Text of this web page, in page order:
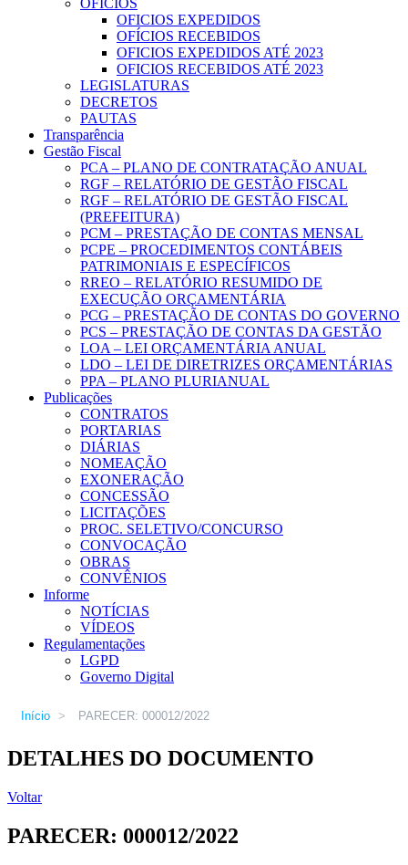
OFICIOS
OFICIOS EXPEDIDOS
OFÍCIOS RECEBIDOS
OFICIOS EXPEDIDOS ATÉ 2023
OFICIOS RECEBIDOS ATÉ 2023
LEGISLATURAS
DECRETOS
PAUTAS
Transparência
Gestão Fiscal
PCA – PLANO DE CONTRATAÇÃO ANUAL
RGF – RELATÓRIO DE GESTÃO FISCAL
RGF – RELATÓRIO DE GESTÃO FISCAL
(PREFEITURA)
PCM – PRESTAÇÃO DE CONTAS MENSAL
PCPE – PROCEDIMENTOS CONTÁBEIS
PATRIMONIAIS E ESPECÍFICOS
RREO – RELATÓRIO RESUMIDO DE
EXECUÇÃO ORÇAMENTÁRIA
PCG – PRESTAÇÃO DE CONTAS DO GOVERNO
PCS – PRESTAÇÃO DE CONTAS DA GESTÃO
LOA – LEI ORÇAMENTÁRIA ANUAL
LDO – LEI DE DIRETRIZES ORÇAMENTÁRIAS
PPA – PLANO PLURIANUAL
Publicações
CONTRATOS
PORTARIAS
DIÁRIAS
NOMEAÇÃO
EXONERAÇÃO
CONCESSÃO
LICITAÇÕES
PROC. SELETIVO/CONCURSO
CONVOCAÇÃO
OBRAS
CONVÊNIOS
Informe
NOTÍCIAS
VÍDEOS
Regulamentações
LGPD
Governo Digital
Início > PARECER: 000012/2022
DETALHES DO DOCUMENTO
Voltar
PARECER: 000012/2022